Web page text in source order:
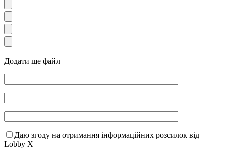
Додати ще файл
Даю згоду на отримання інформаційних розсилок від
Lobby X